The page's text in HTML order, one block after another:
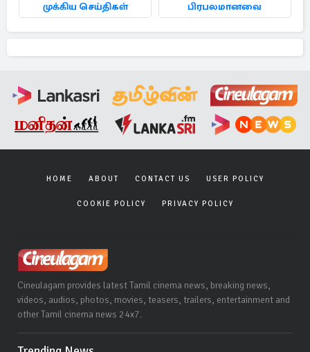
முக்கிய செய்திகள் பிரபலமானவை
HOME ABOUT CONTACT US USER POLICY
COOKIE POLICY PRIVACY POLICY
Cineulagam provides latest Tamil cinema news, breaking news,
videos, audios, photos, movies, teasers, trailers, entertainment and
other Tamil cinema news 24x7.